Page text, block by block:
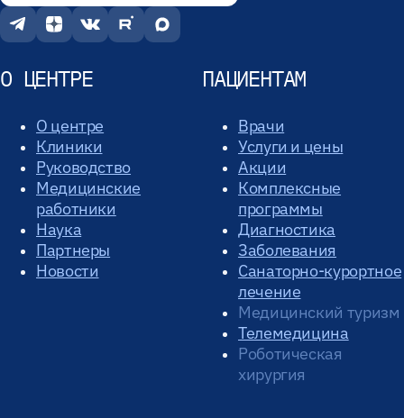
О ЦЕНТРЕ
О центре
Клиники
Руководство
Медицинские
работники
Наука
Партнеры
Новости
ПАЦИЕНТАМ
Врачи
Услуги и цены
Акции
Комплексные
программы
Диагностика
Заболевания
Санаторно-курортное
лечение
Медицинский туризм
Телемедицина
Роботическая
хирургия